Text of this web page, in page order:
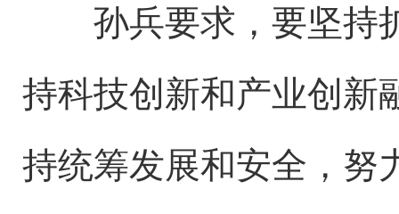
孙兵要求，要坚持扩
持科技创新和产业创新
持统筹发展和安全，努